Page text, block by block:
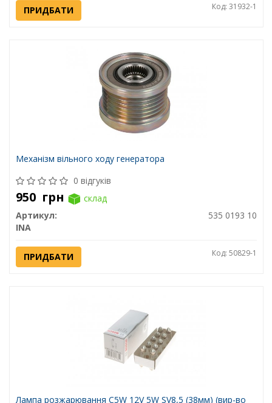
ПРИДБАТИ Код: 31932-1
Механізм вільного ходу генератора
0 відгуків
950 грн
склад
Артикул:
535 0193 10
INA
ПРИДБАТИ Код: 50829-1
Лампа розжарювання C5W 12V 5W SV8,5 (38мм) (вир-во